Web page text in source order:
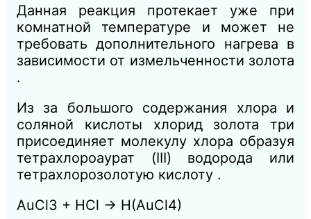
Данная реакция протекает уже при
комнатной температуре и может не
требовать дополнительного нагрева в
зависимости от измельченности золота
.
Из за большого содержания хлора и
соляной кислоты хлорид золота три
присоединяет молекулу хлора образуя
тетрахлороаурат (III) водорода или
тетрахлорозолотую кислоту .
AuCl3 + HCl → H(AuCl4)